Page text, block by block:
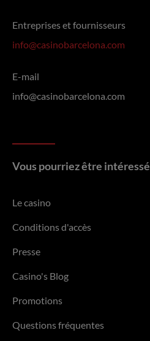
Entreprises et fournisseurs
info@casinobarcelona.com
E-mail
info@casinobarcelona.com
Vous pourriez être intéressé
Le casino
Conditions d'accès
Presse
Casino's Blog
Promotions
Questions fréquentes